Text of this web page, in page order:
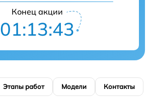
Конец акции
01:13:42
Этапы работ Модели Контакты